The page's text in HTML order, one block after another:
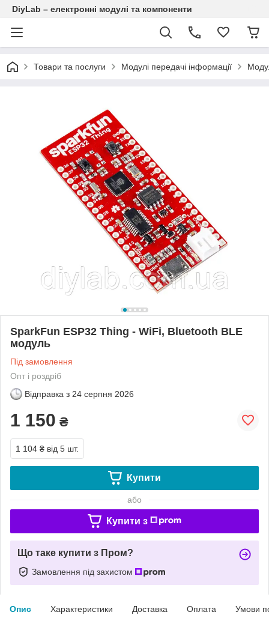
DiyLab – електронні модулі та компоненти
Товари та послуги Модулі передачі інформації
SparkFun ESP32 Thing - WiFi, Bluetooth BLE
модуль
Під замовлення
Опт і роздріб
Відправка з 24 серпня 2026
1 150 ₴
1 104 ₴ від 5 шт.
Купити
або
Купити з
Що таке купити з Пром?
Замовлення під захистом
Опис Характеристики Доставка Оплата Умови